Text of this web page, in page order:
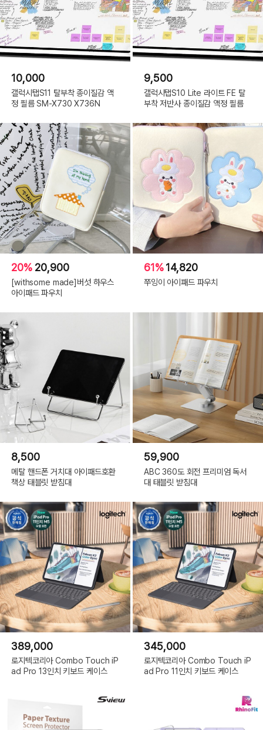
10,000
갤럭시탭S11 탈부착 종이질감 액
정 필름 SM-X730 X736N
9,500
갤럭시탭S10 Lite 라이트 FE 탈
부착 저반사 종이질감 액정 필름
20% 20,900
[withsome made]버섯 하우스
아이패드 파우치
61%14,820
쭈잉이 아이패드 파우치
8,500
메탈 핸드폰 거치대 아이패드호환
책상 태블릿 받침대
59,900
ABC 360도 회전 프리미엄 독서
대 태블릿 받침대
389,000
로지텍코리아 Combo Touch iP
ad Pro 13인치 키보드 케이스
345,000
로지텍코리아 Combo Touch iP
ad Pro 11인치 키보드 케이스